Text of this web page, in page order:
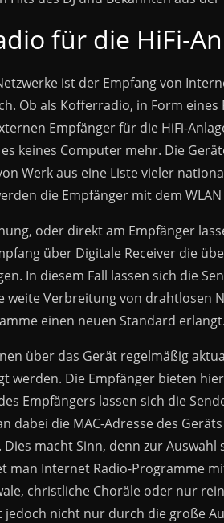
für die HiFi-
ist der Empfang von
Ob als Kofferradio, in Form
Empfänger für die HiFi-
keines Computer mehr. Die
Werk aus eine Liste vieler
die Empfänger mit dem
oder direkt am Empfänger
über Digitale Receiver die
In diesem Fall lassen sich die
weite Verbreitung von drahtlosen
einen neuen Standard
über das Gerät regelmäßig
werden. Die Empfänger bieten
Empfängers lassen sich die
dabei die MAC-Adresse des
macht Sinn, denn zur
man Internet Radio-Programme
christliche Choräle oder nur
nicht nur durch die große